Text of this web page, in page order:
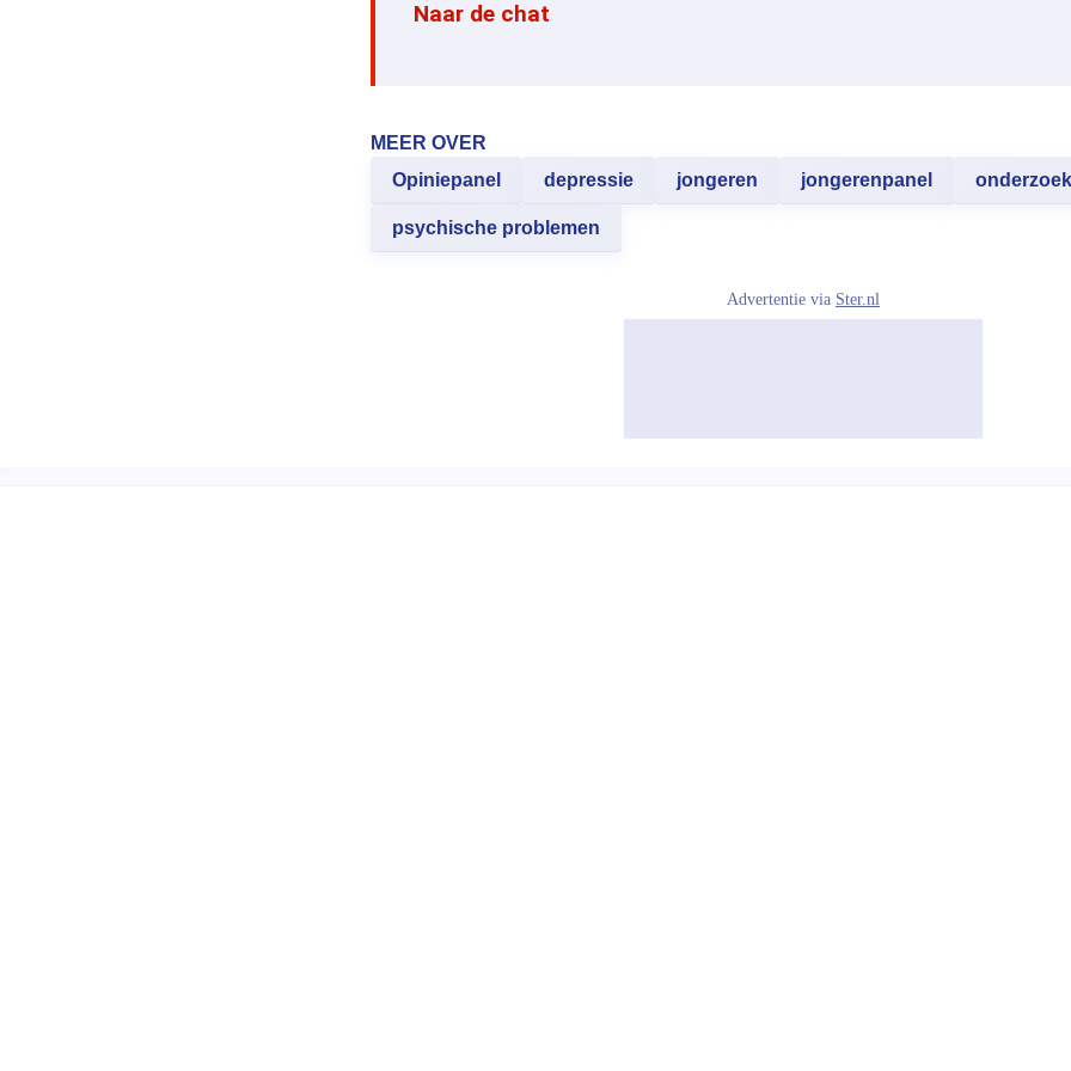
Naar de chat
MEER OVER
Opiniepanel
depressie jongeren jongerenpanel onderzoek
psychische problemen
Advertentie via Ster.nl